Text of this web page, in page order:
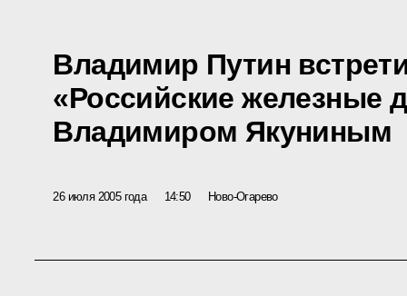
Владимир Путин
«Российские железные
Владимиром Якуниным
26 июля 2005 года 14:50 Ново-Огарево